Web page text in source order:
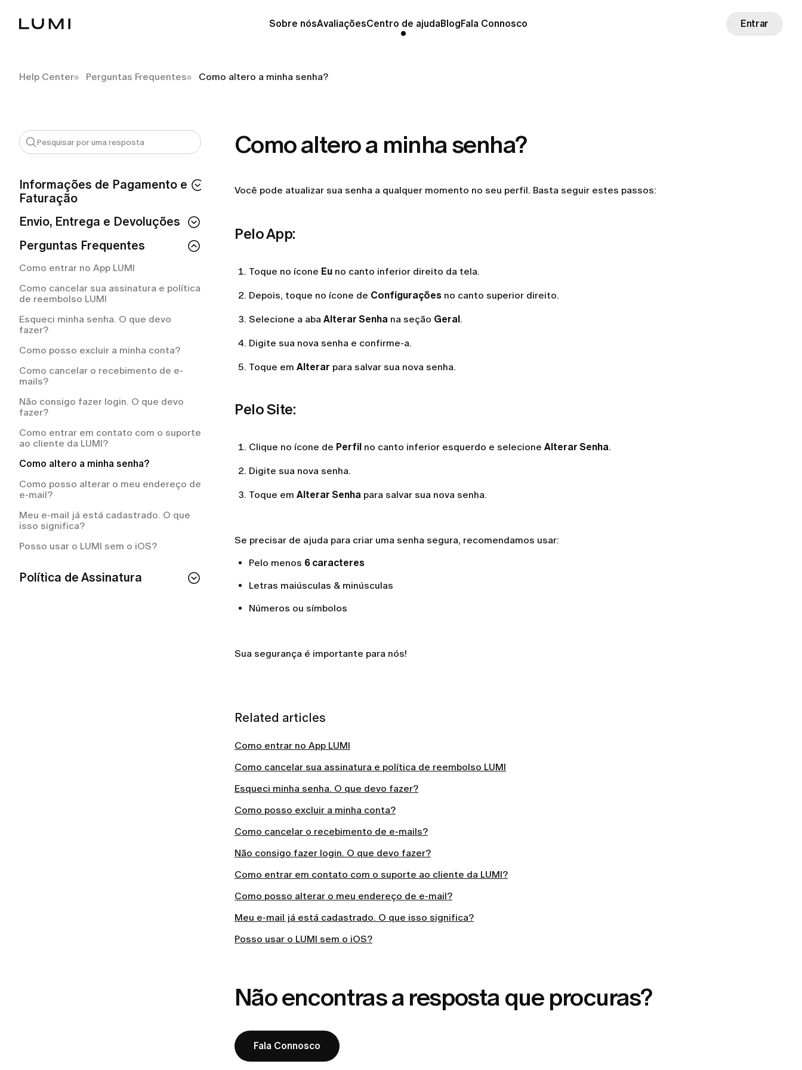
Sobre nósAvaliaçõesCentro de ajudaBlogFala Connosco Entrar
Help Center Perguntas Frequentes Como altero a minha senha?
Informações de Pagamento e
Faturação
Como posso solicitar um reembolso?
Como solicitar um reembolso da LUMI?
reembolso da LUMI?
Por que a LUMI me cobrou
automaticamente?
Envio, Entrega e Devoluções
Como posso devolver uma peça que
não serviu?
Preciso pagar pelo frete de devolução?
Preciso pagar pelo serviço de entrega?
O meu pedido está atrasado. O que
devo fazer?
Como posso acompanhar o meu
pedido?
Para quais países vocês entregam?
Posso alterar ou cancelar meu pedido
após a finalização da compra?
Como recebo as instruções para
devolução?
O que acontece se um item do meu
pedido estiver esgotado?
Como fazer um pedido na LUMI?
Perguntas Frequentes
Como entrar no App LUMI
Como cancelar sua assinatura e política
de reembolso LUMI
Esqueci minha senha. O que devo
fazer?
Como posso excluir a minha conta?
Como cancelar o recebimento de e-
mails?
Não consigo fazer login. O que devo
fazer?
Como entrar em contato com o suporte
ao cliente da LUMI?
Como altero a minha senha?
Como posso alterar o meu endereço de
e-mail?
Meu e-mail já está cadastrado. O que
isso significa?
Posso usar o LUMI sem o iOS?
Política de Assinatura
Como altero a minha senha?
Você pode atualizar sua senha a qualquer momento no seu perfil. Basta seguir estes passos:
Pelo App:
Toque no ícone Eu no canto inferior direito da tela.
Depois, toque no ícone de Configurações no canto superior direito.
Selecione a aba Alterar Senha na seção Geral.
Digite sua nova senha e confirme-a.
Toque em Alterar para salvar sua nova senha.
Pelo Site:
Clique no ícone de Perfil no canto inferior esquerdo e selecione Alterar Senha.
Digite sua nova senha.
Toque em Alterar Senha para salvar sua nova senha.
Se precisar de ajuda para criar uma senha segura, recomendamos usar:
Pelo menos 6 caracteres
Letras maiúsculas & minúsculas
Números ou símbolos
Sua segurança é importante para nós!
Related articles
Como entrar no App LUMI
Como cancelar sua assinatura e política de reembolso LUMI
Esqueci minha senha. O que devo fazer?
Como posso excluir a minha conta?
Como cancelar o recebimento de e-mails?
Não consigo fazer login. O que devo fazer?
Como entrar em contato com o suporte ao cliente da LUMI?
Como posso alterar o meu endereço de e-mail?
Meu e-mail já está cadastrado. O que isso significa?
Posso usar o LUMI sem o iOS?
Não encontras a resposta que procuras?
Fala Connosco